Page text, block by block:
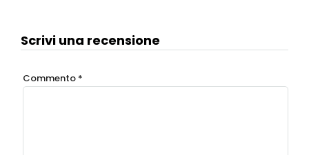
Scrivi una recensione
Commento *